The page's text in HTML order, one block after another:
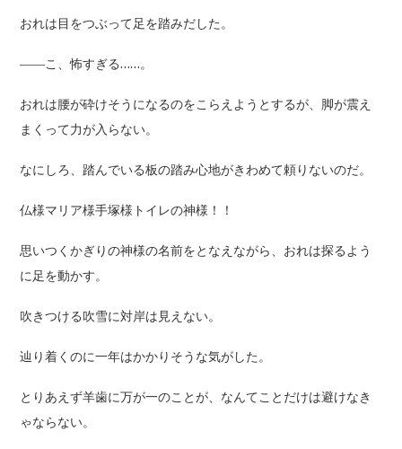
おれは目をつぶって足を踏みだした。
――こ、怖すぎる……。
おれは腰が砕けそうになるのをこらえようとするが、脚が震え
まくって力が入らない。
なにしろ、踏んでいる板の踏み心地がきわめて頼りないのだ。
仏様マリア様手塚様トイレの神様！！
思いつくかぎりの神様の名前をとなえながら、おれは探るよう
に足を動かす。
吹きつける吹雪に対岸は見えない。
辿り着くのに一年はかかりそうな気がした。
とりあえず羊歯に万が一のことが、なんてことだけは避けなき
ゃならない。